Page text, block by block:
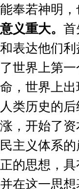
能奉若神明，
意义重大。 首
和表达他们
了世界上第
命，世界上
人类历史的
涨，开始了
民主义体系
正的思想，
并在这一思